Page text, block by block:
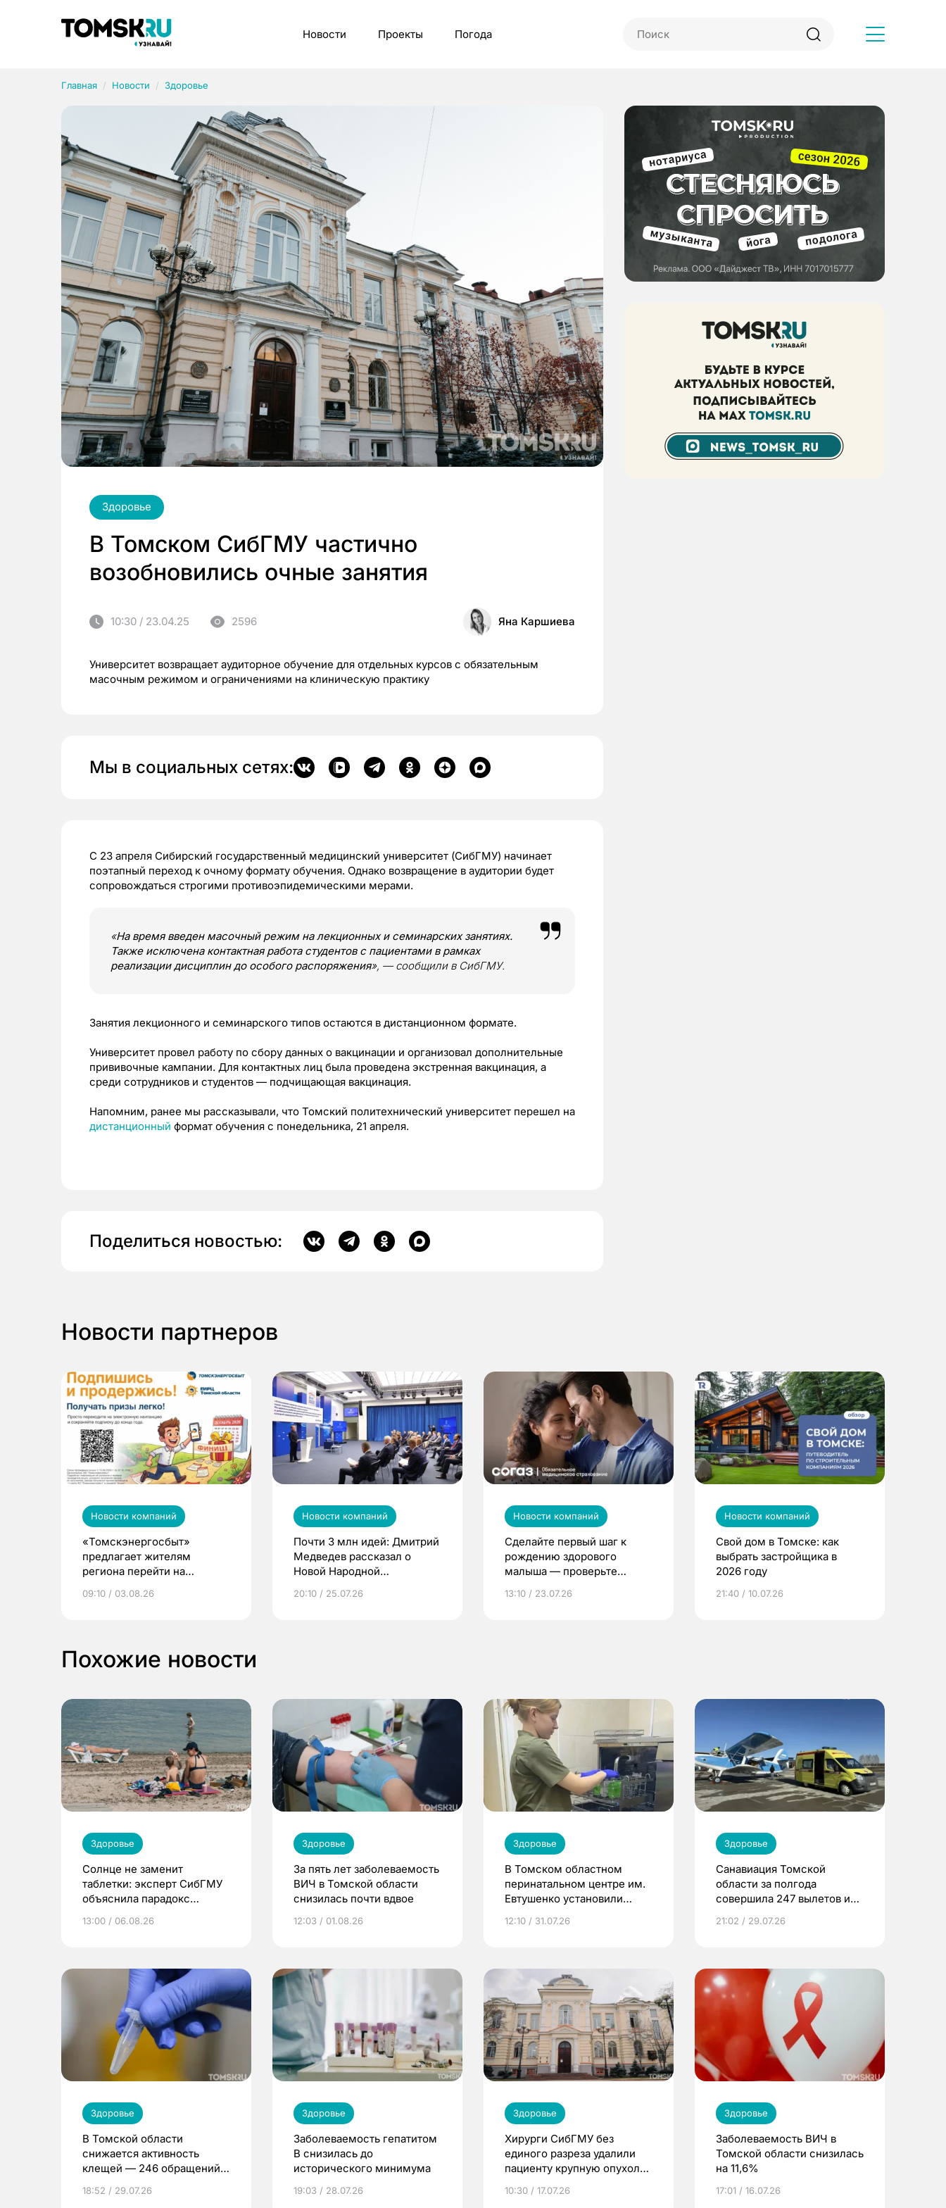
Новости Проекты Погода
Главная Новости Здоровье
Здоровье
В Томском СибГМУ частично
возобновились очные занятия
10:30 / 23.04.25 2596 Яна Каршиева
Университет возвращает аудиторное обучение для отдельных курсов с обязательным
масочным режимом и ограничениями на клиническую практику
Мы в социальных сетях:
С 23 апреля Сибирский государственный медицинский университет (СибГМУ) начинает
поэтапный переход к очному формату обучения. Однако возвращение в аудитории будет
сопровождаться строгими противоэпидемическими мерами.
«На время введен масочный режим на лекционных и семинарских занятиях.
Также исключена контактная работа студентов с пациентами в рамках
реализации дисциплин до особого распоряжения», — сообщили в СибГМУ.
Занятия лекционного и семинарского типов остаются в дистанционном формате.
Университет провел работу по сбору данных о вакцинации и организовал дополнительные
прививочные кампании. Для контактных лиц была проведена экстренная вакцинация, а
среди сотрудников и студентов — подчищающая вакцинация.
Напомним, ранее мы рассказывали, что Томский политехнический университет перешел на
дистанционный формат обучения с понедельника, 21 апреля.
Поделиться новостью:
Новости партнеров
Новости компаний
«Томскэнергосбыт»
предлагает жителям
региона перейти на
выиграть призы
09:10 / 03.08.26
Новости компаний
Почти 3 млн идей: Дмитрий
Медведев рассказал о
Новой Народной
20:10 / 25.07.26
Новости компаний
Сделайте первый шаг к
рождению здорового
малыша — проверьте
по ОМС!
13:10 / 23.07.26
Новости компаний
Свой дом в Томске: как
выбрать застройщика в
2026 году
21:40 / 10.07.26
Похожие новости
Здоровье
Солнце не заменит
таблетки: эксперт СибГМУ
объяснила парадокс
13:00 / 06.08.26
Здоровье
За пять лет заболеваемость
ВИЧ в Томской области
снизилась почти вдвое
12:03 / 01.08.26
Здоровье
В Томском областном
перинатальном центре им.
Евтушенко установили
12:10 / 31.07.26
Здоровье
Санавиация Томской
области за полгода
совершила 247 вылетов и
21:02 / 29.07.26
Здоровье
В Томской области
снижается активность
клещей — 246 обращений
18:52 / 29.07.26
Здоровье
Заболеваемость гепатитом
В снизилась до
исторического минимума
19:03 / 28.07.26
Здоровье
Хирурги СибГМУ без
единого разреза удалили
пациенту крупную опухоль
10:30 / 17.07.26
Здоровье
Заболеваемость ВИЧ в
Томской области снизилась
на 11,6%
17:01 / 16.07.26
Рубрики